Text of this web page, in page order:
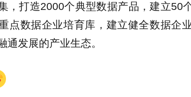
，打造2000个典型数据产品，建立50
点数据企业培育库，建立健全数据企
通发展的产业生态。